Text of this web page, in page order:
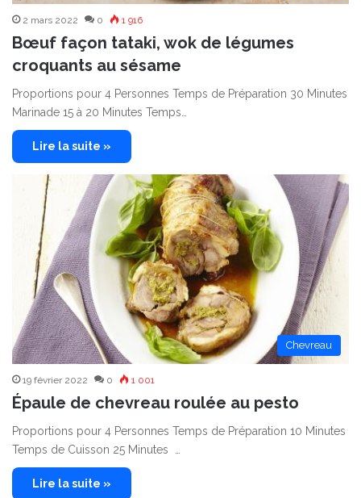
2 mars 2022 0 1 916
Bœuf façon tataki, wok de légumes
croquants au sésame
Proportions pour 4 Personnes Temps de Préparation 30 Minutes
Marinade 15 à 20 Minutes Temps…
Lire la suite »
Chevreau
19 février 2022 0 1 001
Épaule de chevreau roulée au pesto
Proportions pour 4 Personnes Temps de Préparation 10 Minutes
Temps de Cuisson 25 Minutes …
Lire la suite »